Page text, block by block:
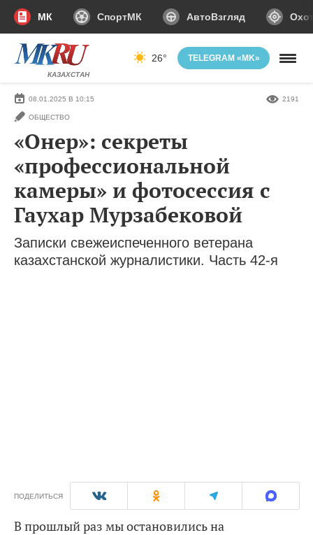
МК СпортМК АвтоВзгляд
КАЗАХСТАН
26° TELEGRAM «MK»
08.01.2025 В 10:15
ОБЩЕСТВО
2191
«Онер»: секреты
«профессиональной
камеры» и фотосессия с
Гаухар Мурзабековой
Записки свежеиспеченного ветерана
казахстанской журналистики. Часть 42-я
ПОДЕЛИТЬСЯ
В прошлый раз мы остановились на